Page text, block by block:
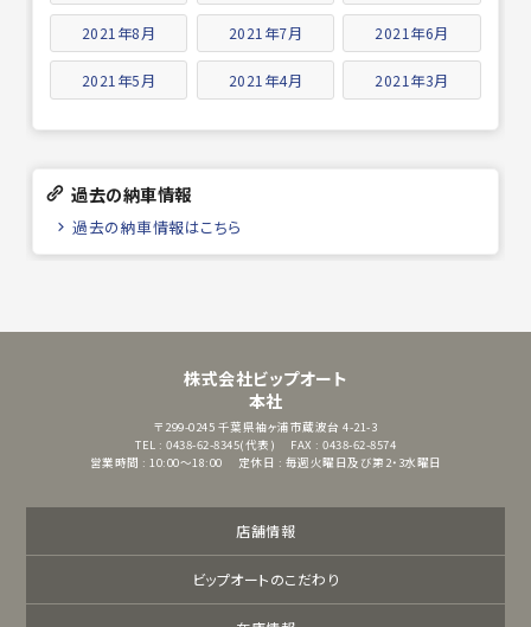
2021年8月 2021年7月 2021年6月
2021年5月 2021年4月 2021年3月
過去の納車情報
過去の納車情報はこちら
株式会社ビップオート
本社
〒299-0245 千葉県袖ヶ浦市蔵波台 4-21-3
TEL : 0438-62-8345(代表)
FAX : 0438-62-8574
営業時間 : 10:00～18:00
定休日 : 毎週火曜日及び第2・3水曜日
店舗情報
ビップオートのこだわり